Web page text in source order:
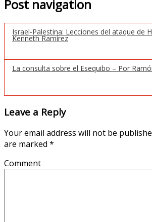
Post navigation
Israel-Palestina: Lecciones del ataque de
Kenneth Ramírez
La consulta sobre el Esequibo – Por
Leave a Reply
Your email address will not be
are marked *
Comment